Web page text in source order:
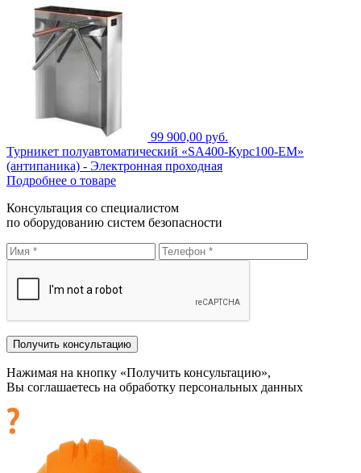
99 900,00 руб.
Турникет полуавтоматический «SA400-Курс100-EM»
(антипаника) - Электронная проходная
Подробнее о товаре
Консультация со специалистом
по оборудованию систем безопасности
Нажимая на кнопку «Получить консультацию»,
Вы соглашаетесь на обработку персональных данных